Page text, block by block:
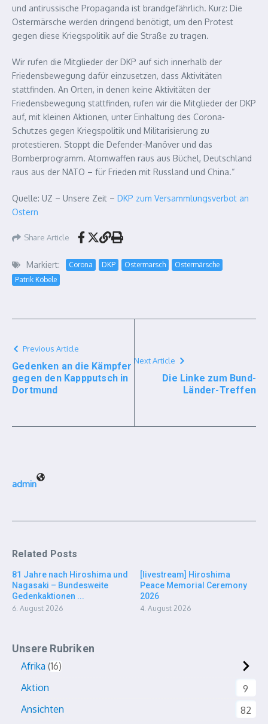
und antirussische Propaganda ist brandgefährlich. Kurz: Die
Ostermärsche werden dringend benötigt, um den Protest
gegen diese Kriegspolitik auf die Straße zu tragen.
Wir rufen die Mitglieder der DKP auf sich innerhalb der
Friedensbewegung dafür einzusetzen, dass Aktivitäten
stattfinden. An Orten, in denen keine Aktivitäten der
Friedensbewegung stattfinden, rufen wir die Mitglieder der DKP
auf, mit kleinen Aktionen, unter Einhaltung des Corona-
Schutzes gegen Kriegspolitik und Militarisierung zu
protestieren. Stoppt die Defender-Manöver und das
Bomberprogramm. Atomwaffen raus aus Büchel, Deutschland
raus aus der NATO – für Frieden mit Russland und China.“
Quelle: UZ – Unsere Zeit – DKP zum Versammlungsverbot an
Ostern
Share Article
Markiert: Corona DKP Ostermarsch
Ostermärsche
Patrik Köbele
Previous Article
Gedenken an die Kämpfer
gegen den Kappputsch in
Dortmund
Next Article
Die Linke zum Bund-
Länder-Treffen
admin
Related Posts
81 Jahre nach Hiroshima und
Nagasaki – Bundesweite
Gedenkaktionen ...
6. August 2026
[livestream] Hiroshima
Peace Memorial Ceremony
2026
4. August 2026
Unsere Rubriken
Afrika 16
Aktion
9
Ansichten
82